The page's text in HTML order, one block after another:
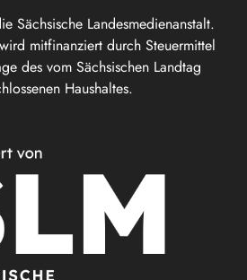
Sächsische Landesmedienanstalt.
mitfinanziert durch Steuermittel
des vom Sächsischen Landtag
Haushaltes.